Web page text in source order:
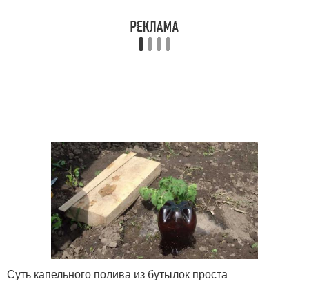
Суть капельного полива из бутылок проста